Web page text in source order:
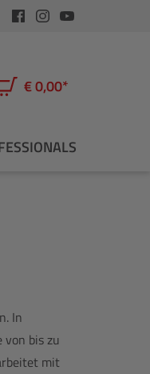
€ 0,00*
Warenkorb enthält 0
In
bis zu
mit